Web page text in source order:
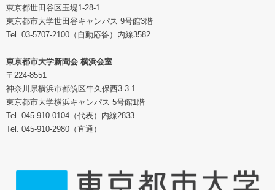
東京都世田谷区玉堤1-28-1
東京都市大学世田谷キャンパス 9号館3階
Tel. 03-5707-2100（自動応答）内線3582
東京都市大学新聞会 横浜会室
〒224-8551
神奈川県横浜市都筑区牛久保西3-3-1
東京都市大学横浜キャンパス 5号館1階
Tel. 045-910-0104（代表）内線2833
Tel. 045-910-2980（直通）